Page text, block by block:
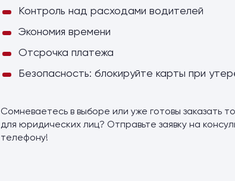
Контроль над расходами водителей
Экономия времени
Отсрочка платежа
Безопасность: блокируйте карты при
Сомневаетесь в выборе или уже готовы заказать
для юридических лиц? Отправьте заявку на
телефону!